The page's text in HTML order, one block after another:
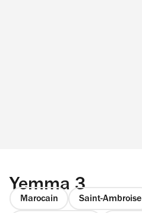
Yemma 3
Marocain Saint-Ambroise